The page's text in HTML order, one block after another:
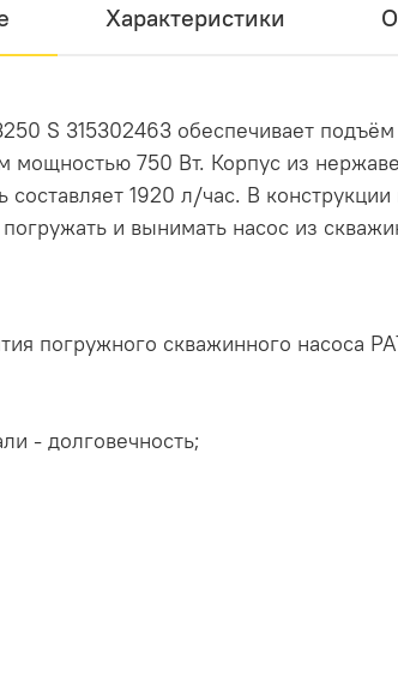
Характеристики
S 315302463 обеспечивает
мощностью 750 Вт. Корпус из
составляет 1920 л/час. В
и вынимать насос из
погружного скважинного насоса
- долговечность;